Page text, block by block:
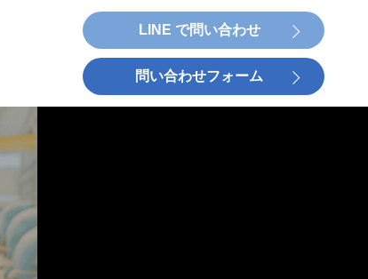
LINE で問い合わせ
問い合わせフォーム